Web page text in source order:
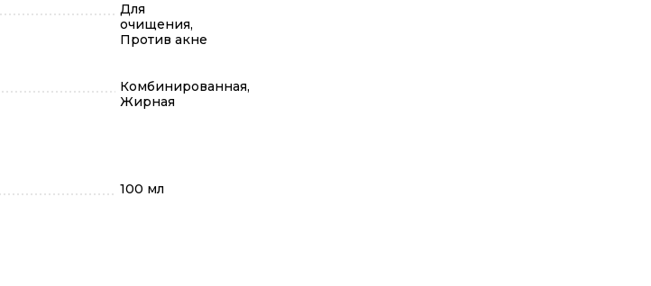
Для
очищения,
Против акне
Комбинированная,
Жирная
100 мл